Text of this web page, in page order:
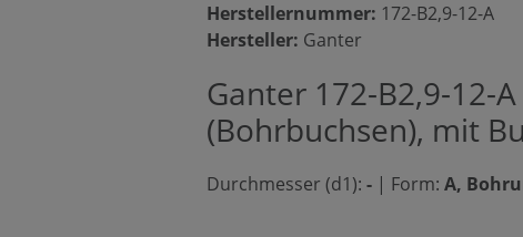
Herstellernummer: 172-B2,9-12-A
Hersteller: Ganter
Ganter 172-B2,9-12-
(Bohrbuchsen), mit
Durchmesser (d1): - | Form: A,